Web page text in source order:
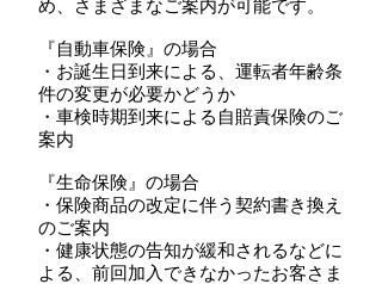
め、さまざまなご案内が可能です。
『自動車保険』の場合
・お誕生日到来による、運転者年齢条
件の変更が必要かどうか
・車検時期到来による自賠責保険のご
案内
『生命保険』の場合
・保険商品の改定に伴う契約書き換え
のご案内
・健康状態の告知が緩和されるなどに
よる、前回加入できなかったお客さま